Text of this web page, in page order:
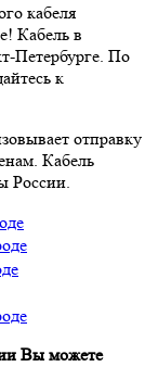
кабеля
Кабель в
Петербурге. По
к
отправку
Кабель
России.
Вы можете